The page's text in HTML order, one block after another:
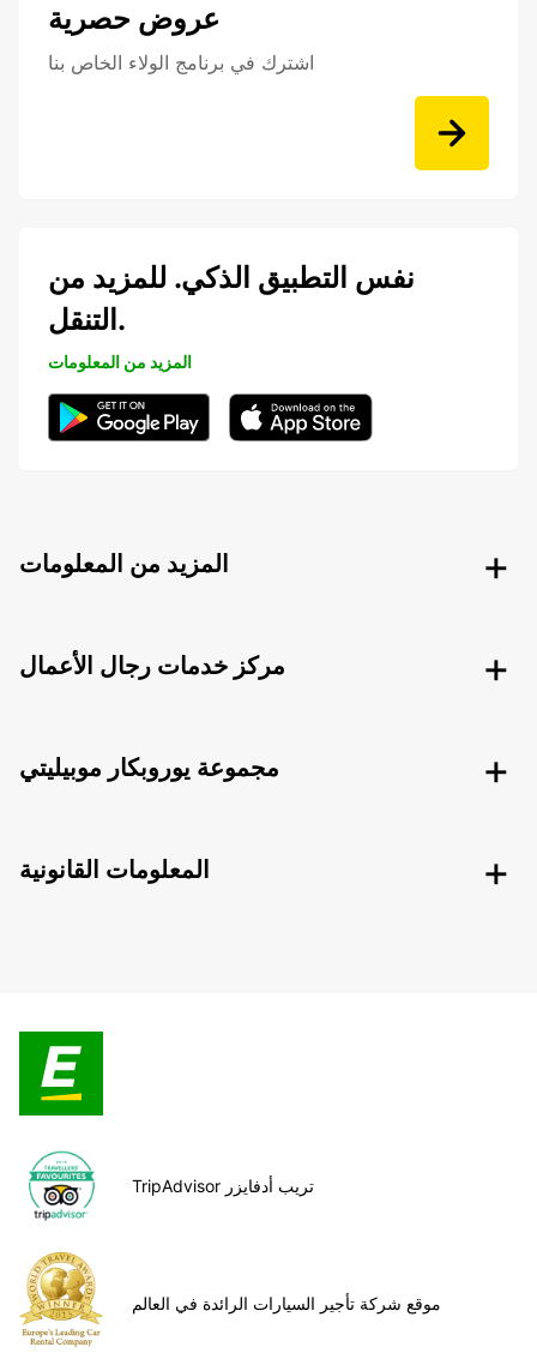
عروض حصرية
اشترك في برنامج الولاء الخاص بنا
نفس التطبيق الذكي. للمزيد من
التنقل.
المزيد من المعلومات
المزيد من المعلومات
مركز خدمات رجال الأعمال
مجموعة يوروبكار موبيليتي
المعلومات القانونية
TripAdvisor تريب أدفايزر
موقع شركة تأجير السيارات الرائدة في العالم